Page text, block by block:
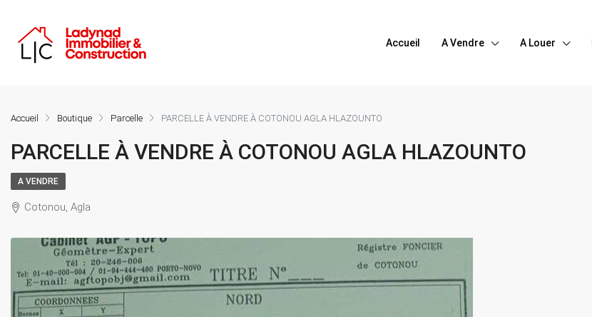
Accueil A Vendre A Louer
Accueil Boutique Parcelle PARCELLE À VENDRE À COTONOU AGLA HLAZOUNTO
PARCELLE À VENDRE À COTONOU AGLA HLAZOUNTO
A VENDRE
Cotonou, Agla